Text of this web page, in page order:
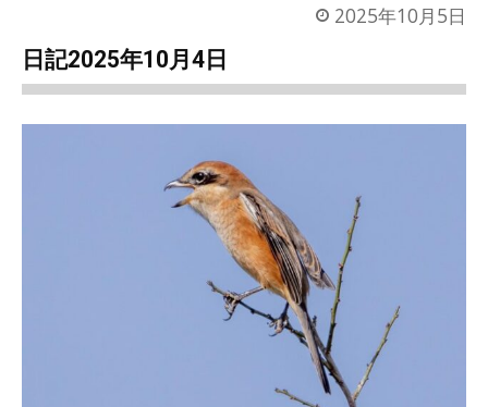
2025年10月5日
日記2025年10月4日